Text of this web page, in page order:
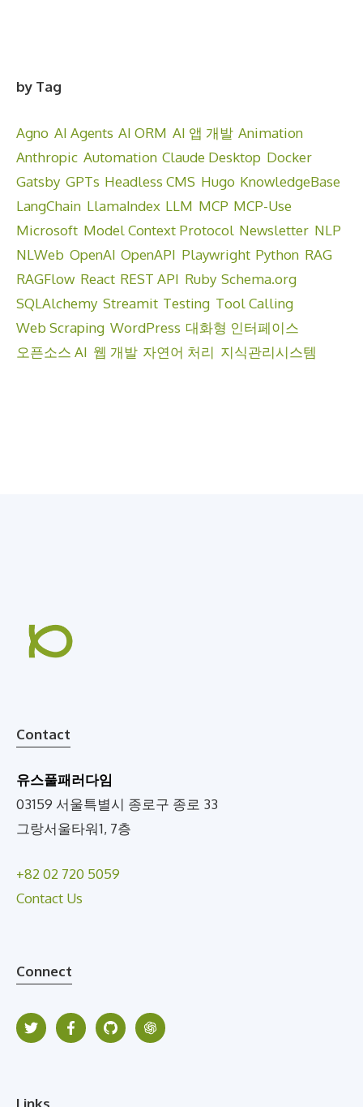
by Tag
Agno AI Agents AI ORM AI 앱 개발 Animation
Anthropic Automation Claude Desktop Docker
Gatsby GPTs Headless CMS Hugo KnowledgeBase
LangChain LlamaIndex LLM MCP MCP-Use
Microsoft Model Context Protocol Newsletter NLP
NLWeb OpenAI OpenAPI Playwright Python RAG
RAGFlow React REST API Ruby Schema.org
SQLAlchemy Streamit Testing Tool Calling
Web Scraping WordPress 대화형 인터페이스
오픈소스 AI 웹 개발 자연어 처리 지식관리시스템
Contact
유스풀패러다임
03159 서울특별시 종로구 종로 33
그랑서울타워1, 7층
+82 02 720 5059
Contact Us
Connect